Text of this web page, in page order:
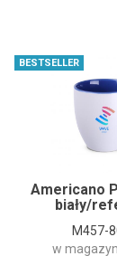
BESTSELLER
Americano
biały/
M457-
w